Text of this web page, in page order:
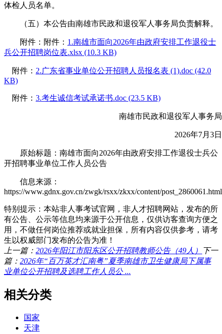
体检人员名单。
（五）本公告由南雄市民政和退役军人事务局负责解释。
附件：附件： 1.南雄市面向2026年由政府安排工作退役士
兵公开招聘岗位表.xlsx (10.3 KB)
附件： 2.广东省事业单位公开招聘人员报名表 (1).doc (42.0
KB)
附件： 3.考生诚信考试承诺书.doc (23.5 KB)
南雄市民政和退役军人事务局
2026年7月3日
原始标题：南雄市面向2026年由政府安排工作退役士兵公
开招聘事业单位工作人员公告
信息来源：
https://www.gdnx.gov.cn/zwgk/rsxx/zkxx/content/post_2860061.html
特别提示：本站非人事考试官网，非人才招聘网站，发布的所
有公告、公示等信息均来源于公开信息，仅供访客查询方便之
用，不做任何岗位推荐或就业担保，所有内容仅供参考，请考
生以权威部门发布的公告为准！
上一篇： 2026年阳江市阳东区公开招聘教师公告（49人）
下一
篇： 2026年“百万英才汇南粤”夏季南雄市卫生健康局下属事
业单位公开招聘及选聘工作人员公 ...
相关分类
国家
天津